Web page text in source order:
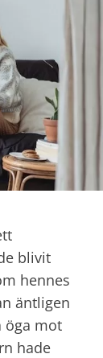
blivit
hennes
äntligen
öga mot
hade